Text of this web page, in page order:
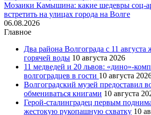
Мозаики Камышина: какие шедевры соц-
встретить на улицах города на Волге
06.08.2026
Главное
Два района Волгограда с 11 августа
горячей воды 10 августа 2026
11 медведей и 20 львов: «дино»-
волгоградцев в гости 10 августа
Волгоградский музей предоставил
обмениваться книгами 10 августа
Герой-сталинградец первым
жестокую рукопашную схватку 10